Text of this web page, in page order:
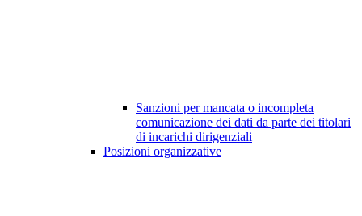
Sanzioni per mancata o incompleta
comunicazione dei dati da parte dei titolari
di incarichi dirigenziali
Posizioni organizzative